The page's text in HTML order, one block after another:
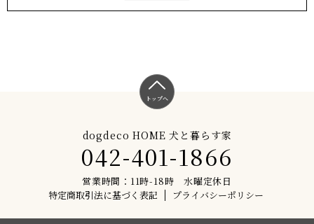
トップへ
dogdeco HOME 犬と暮らす家
042-401-1866
営業時間：11時-18時 水曜定休日
特定商取引法に基づく表記
プライバシーポリシー